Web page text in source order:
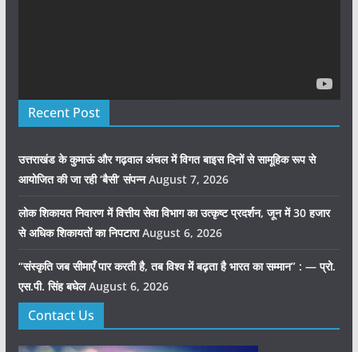
Recent Post
उत्तराखंड के कुमाऊं और गढ़वाल अंचल में विगत बाइस दिनों से सामूहिक रूप से
आयोजित की जा रही ‘बैसी’ संपन्न August 7, 2026
लोक शिकायत निवारण में वित्तीय सेवा विभाग का उत्कृष्ट प्रदर्शन, जून में 30 हजार
से अधिक शिकायतों का निपटारा August 6, 2026
“संस्कृति जब सीमाएँ पार करती है, तब विश्व में बढ़ता है भारत का सम्मान” : — प्रो.
एस.पी. सिंह बघेल August 6, 2026
Contact Us